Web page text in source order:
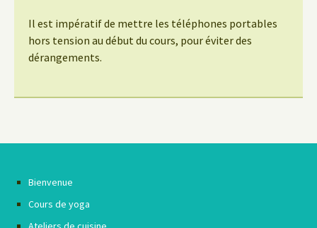
Il est impératif de mettre les téléphones portables
hors tension au début du cours, pour éviter des
dérangements.
Bienvenue
Cours de yoga